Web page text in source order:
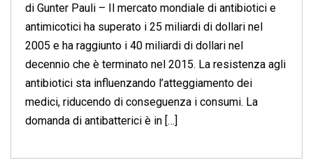
di Gunter Pauli – Il mercato mondiale di antibiotici e
antimicotici ha superato i 25 miliardi di dollari nel
2005 e ha raggiunto i 40 miliardi di dollari nel
decennio che è terminato nel 2015. La resistenza agli
antibiotici sta influenzando l’atteggiamento dei
medici, riducendo di conseguenza i consumi. La
domanda di antibatterici è in […]